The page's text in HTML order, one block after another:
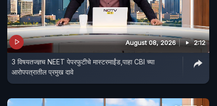
August 08, 2026 2:12
3 विषयतज्ज्ञच NEET पेपरफुटीचे मास्टरमाईंड,पाहा CBI च्या
आरोपपत्रातील प्रमुख दावे